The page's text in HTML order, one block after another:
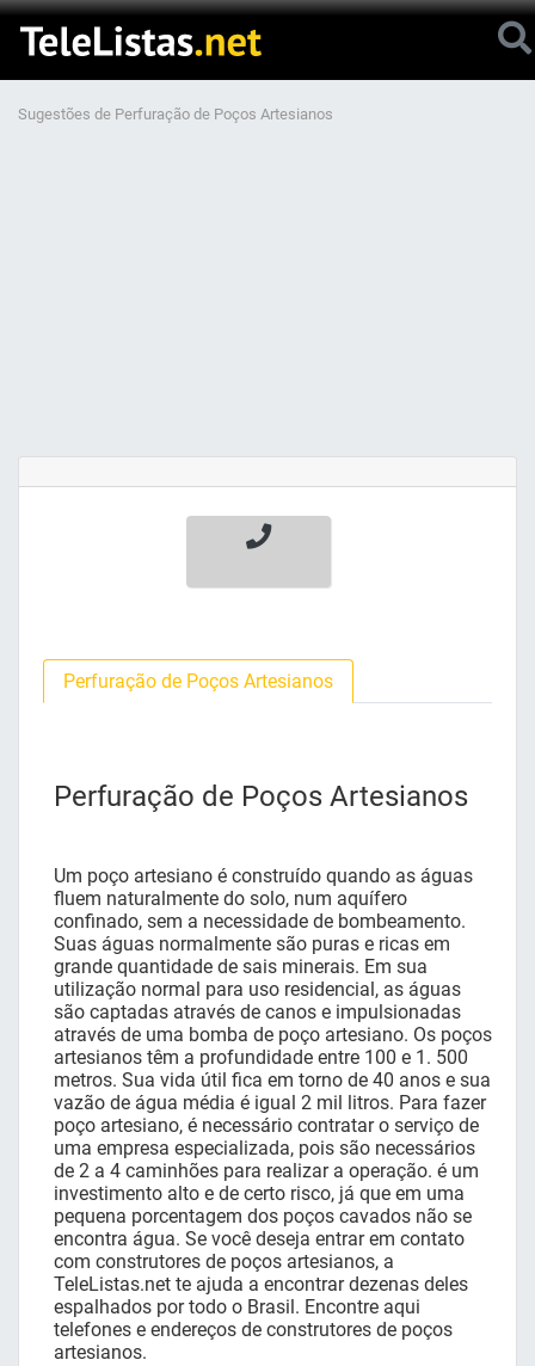
Sugestões de Perfuração de Poços Artesianos
Perfuração de Poços Artesianos
Perfuração de Poços Artesianos
Um poço artesiano é construído quando as águas
fluem naturalmente do solo, num aquífero
confinado, sem a necessidade de bombeamento.
Suas águas normalmente são puras e ricas em
grande quantidade de sais minerais. Em sua
utilização normal para uso residencial, as águas
são captadas através de canos e impulsionadas
através de uma bomba de poço artesiano. Os poços
artesianos têm a profundidade entre 100 e 1. 500
metros. Sua vida útil fica em torno de 40 anos e sua
vazão de água média é igual 2 mil litros. Para fazer
poço artesiano, é necessário contratar o serviço de
uma empresa especializada, pois são necessários
de 2 a 4 caminhões para realizar a operação. é um
investimento alto e de certo risco, já que em uma
pequena porcentagem dos poços cavados não se
encontra água. Se você deseja entrar em contato
com construtores de poços artesianos, a
TeleListas.net te ajuda a encontrar dezenas deles
espalhados por todo o Brasil. Encontre aqui
telefones e endereços de construtores de poços
artesianos.